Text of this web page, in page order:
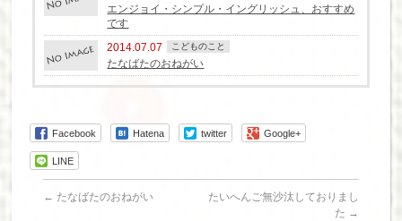
エンジョイ・シンプル・イングリッシュ、おすすめ
です
2014.07.07 こどものこと
たなばたのおねがい
Facebook Hatena twitter Google+
LINE
← たなばたのおねがい
たいへんご無沙汰しておりまし
た →